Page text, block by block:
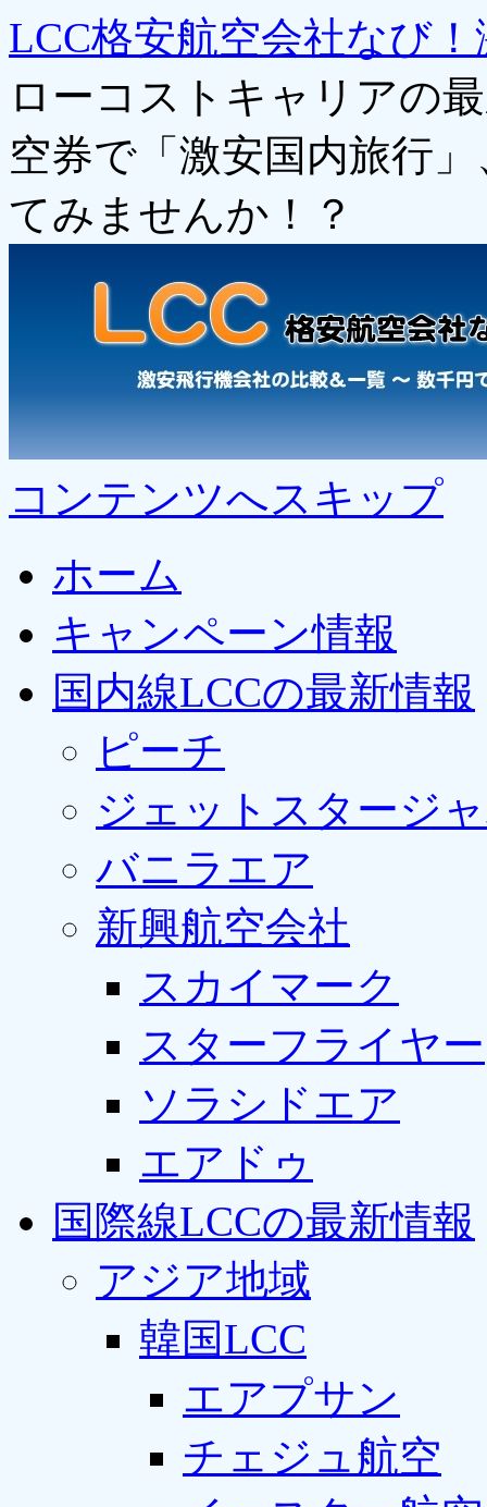
LCC格安航空会社なび
ローコストキャリアの
空券で「激安国内旅行
てみませんか！？
コンテンツへスキップ
ホーム
キャンペーン情報
国内線LCCの最新情報
ピーチ
ジェットスタージ
バニラエア
新興航空会社
スカイマーク
スターフライヤー
ソラシドエア
エアドゥ
国際線LCCの最新情報
アジア地域
韓国LCC
エアプサン
チェジュ航空